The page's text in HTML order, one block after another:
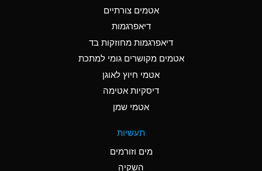
Ammonia Anhydrous
D
Ammonia Gas (cold)
D
Ammonia Gas (hot)
אטמים צורתיים
דיאפרגמות
דיאפרגמות מחוזקות בד
אטמים מקושרים גומי למתכת
אטמי חיוץ לאוגן
דיסקיות אטימה
אטמי שמן
תעשיות
מים וזורמים
השקיה